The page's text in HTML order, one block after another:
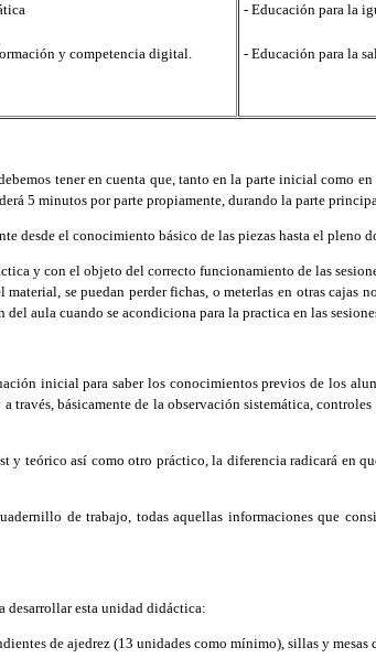
y competencia digital.
- Educación para la
- Educación para la
tener en cuenta que, tanto en la parte inicial como
5 minutos por parte propiamente, durando la parte
desde el conocimiento básico de las piezas hasta el pleno
y con el objeto del correcto funcionamiento de las
se puedan perder fichas, o meterlas en otras cajas
aula cuando se acondiciona para la practica en las
inicial para saber los conocimientos previos de los
básicamente de la observación sistemática,
teórico así como otro práctico, la diferencia radicará en
de trabajo, todas aquellas informaciones que
desarrollar esta unidad didáctica:
de ajedrez (13 unidades como mínimo), sillas y mesas